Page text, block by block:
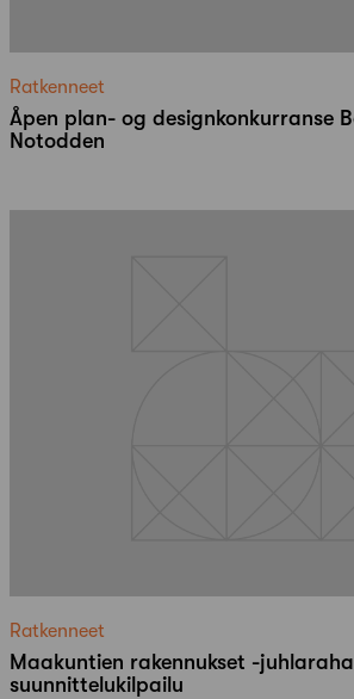
Ratkenneet
Åpen plan- og designkonkurranse
Notodden
Ratkenneet
Maakuntien rakennukset -
suunnittelukilpailu